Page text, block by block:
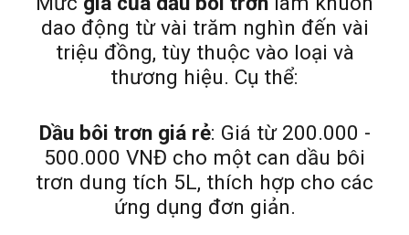
dao động từ vài trăm nghìn đến vài
triệu đồng, tùy thuộc vào loại và
thương hiệu. Cụ thể:
Dầu bôi trơn giá rẻ: Giá từ 200.000 -
500.000 VNĐ cho một can dầu bôi
trơn dung tích 5L, thích hợp cho các
ứng dụng đơn giản.